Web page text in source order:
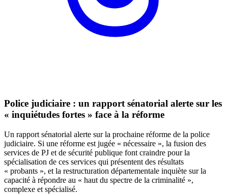
Police judiciaire : un rapport sénatorial alerte sur les
« inquiétudes fortes » face à la réforme
Un rapport sénatorial alerte sur la prochaine réforme de la police
judiciaire. Si une réforme est jugée « nécessaire », la fusion des
services de PJ et de sécurité publique font craindre pour la
spécialisation de ces services qui présentent des résultats
« probants », et la restructuration départementale inquiète sur la
capacité à répondre au « haut du spectre de la criminalité »,
complexe et spécialisé.